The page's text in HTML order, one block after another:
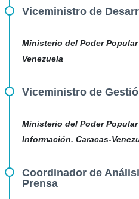
Viceministro de
Ministerio del Poder
Venezuela
Viceministro de
Ministerio del Poder
Información. Caracas-
Coordinador de
Prensa